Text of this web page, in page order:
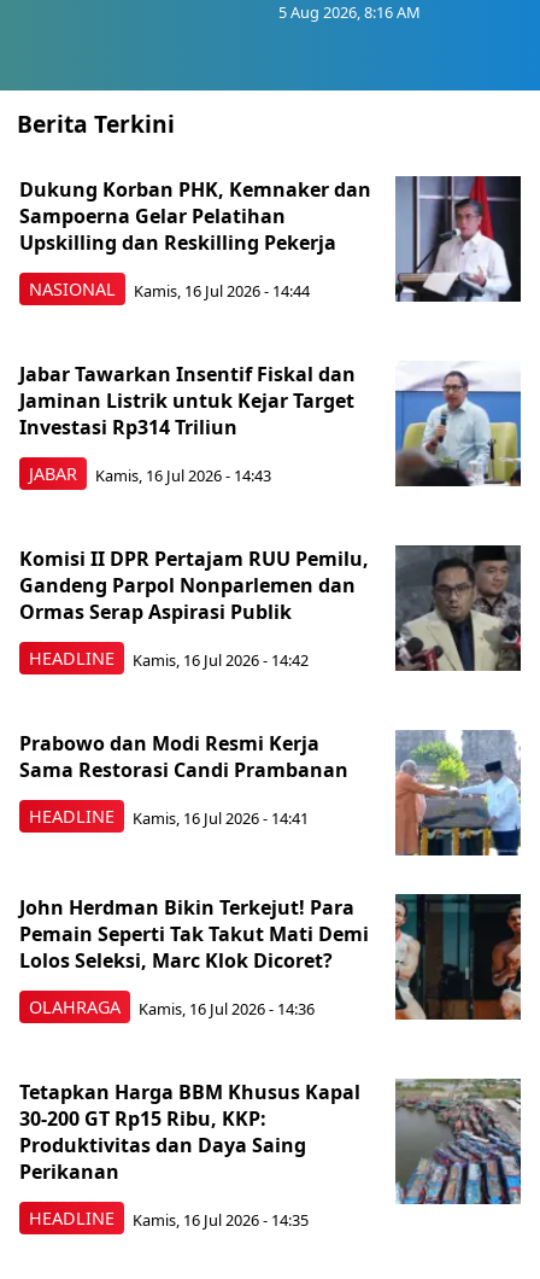
5 Aug 2026, 8:16 AM
Berita Terkini
NASIONAL
Dukung Korban PHK, Kemnaker dan
Sampoerna Gelar Pelatihan
Upskilling dan Reskilling Pekerja
Kamis, 16 Jul 2026 - 14:44
JABAR
Jabar Tawarkan Insentif Fiskal dan
Jaminan Listrik untuk Kejar Target
Investasi Rp314 Triliun
Kamis, 16 Jul 2026 - 14:43
HEADLINE
Komisi II DPR Pertajam RUU Pemilu,
Gandeng Parpol Nonparlemen dan
Ormas Serap Aspirasi Publik
Kamis, 16 Jul 2026 - 14:42
HEADLINE
Prabowo dan Modi Resmi Kerja
Sama Restorasi Candi Prambanan
Kamis, 16 Jul 2026 - 14:41
OLAHRAGA
John Herdman Bikin Terkejut! Para
Pemain Seperti Tak Takut Mati Demi
Lolos Seleksi, Marc Klok Dicoret?
Kamis, 16 Jul 2026 - 14:36
HEADLINE
Tetapkan Harga BBM Khusus Kapal
30-200 GT Rp15 Ribu, KKP:
Produktivitas dan Daya Saing
Perikanan
Kamis, 16 Jul 2026 - 14:35